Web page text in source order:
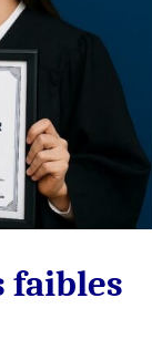
faibles